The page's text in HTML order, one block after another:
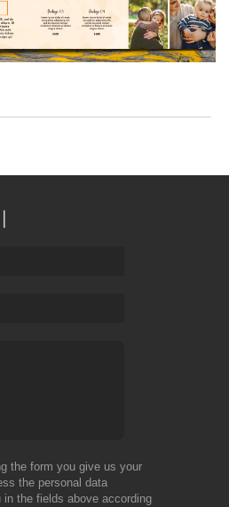
the form you give us your
the personal data
the fields above according